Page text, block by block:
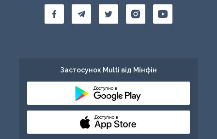
Застосунок Multi від Мінфін
Доступно в
Доступно в